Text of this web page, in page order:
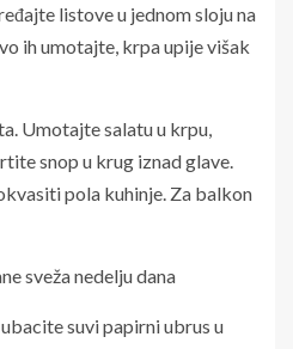
listove u jednom sloju na
ih umotajte, krpa upije višak
Umotajte salatu u krpu,
snop u krug iznad glave.
pola kuhinje. Za balkon
sveža nedelju dana
suvi papirni ubrus u